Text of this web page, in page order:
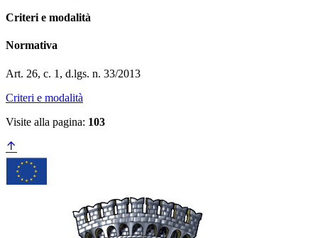
Criteri e modalità
Normativa
Art. 26, c. 1, d.lgs. n. 33/2013
Criteri e modalità
Visite alla pagina: 103